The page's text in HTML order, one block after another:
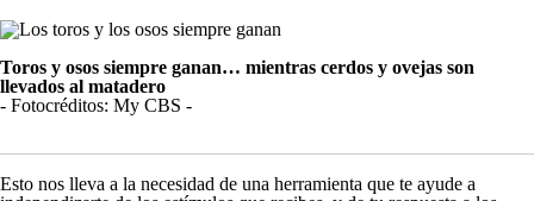
Toros y osos siempre ganan… mientras cerdos y ovejas son
llevados al matadero
- Fotocréditos: My CBS -
Esto nos lleva a la necesidad de una herramienta que te ayude a